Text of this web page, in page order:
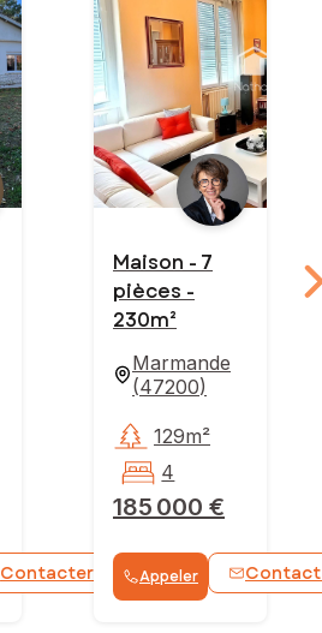
Contacter WhatsApp
Maison - 7
pièces -
230m²
Marmande
(47200)
185 000 €
129m²
4
Appeler